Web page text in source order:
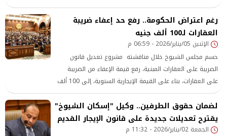
حساسية وتأثيرًا على السلم الاجتماعي والاقتصادي في مصر.
رغم اعتراض الحكومة.. رفع حد إعفاء ضريبة
العقارات لـ100 ألف جنيه
الإثنين 05/يناير/2026 - 06:59 م
حسم مجلس الشيوخ خلال مناقشته مشروع تعديل قانون
الضريبة على العقارات المبنية، رفع قيمة الإعفاء من الضريبة
على العقارات، بناء على القيمة الإيجارية السنوية، إلى 100 ألف
جنيه، بدلا من 50 ألف جنيه.
لضمان حقوق الطرفين.. وكيل "إسكان الشيوخ"
يقترح تعديلات جديدة على قانون الإيجار القديم
الجمعة 02/يناير/2026 - 11:32 م